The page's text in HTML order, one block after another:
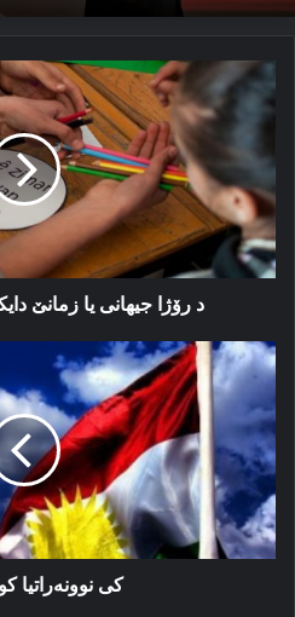
د
رۆژا
جیھانی
یا
زمانێ
دایكێ
دا
رەوشا
كوردیێ
د رۆژا جیھانی یا زمانێ
كی
نوونەراتیا
كوردان
دكە
كی نوونەراتیا